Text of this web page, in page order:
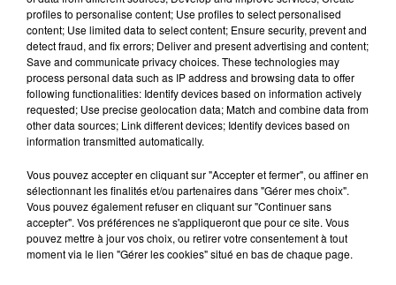
(Avec AFP)
3 août 2026
Fred again.. et Latin Mafia dévoilent enfin
leur mixtape créée en...
profiles to personalise content; Use profiles to select personalised
content; Use limited data to select content; Ensure security, prevent and
detect fraud, and fix errors; Deliver and present advertising and content;
Save and communicate privacy choices. These technologies may
process personal data such as IP address and browsing data to offer
following functionalities: Identify devices based on information actively
requested; Use precise geolocation data; Match and combine data from
other data sources; Link different devices; Identify devices based on
information transmitted automatically.
Vous pouvez accepter en cliquant sur "Accepter et fermer", ou affiner en
sélectionnant les finalités et/ou partenaires dans "Gérer mes choix".
Vous pouvez également refuser en cliquant sur "Continuer sans
accepter". Vos préférences ne s'appliqueront que pour ce site. Vous
pouvez mettre à jour vos choix, ou retirer votre consentement à tout
moment via le lien "Gérer les cookies" situé en bas de chaque page.